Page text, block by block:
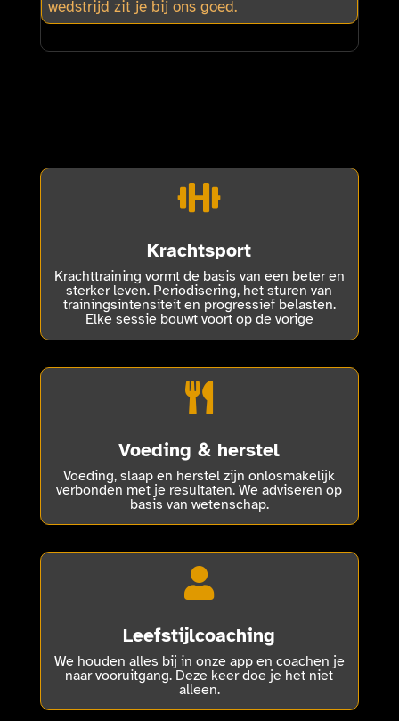
wedstrijd zit je bij ons goed.

Krachtsport
Krachttraining vormt de basis van een beter en
sterker leven. Periodisering, het sturen van
trainingsintensiteit en progressief belasten.
Elke sessie bouwt voort op de vorige

Voeding & herstel
Voeding, slaap en herstel zijn onlosmakelijk
verbonden met je resultaten. We adviseren op
basis van wetenschap.

Leefstijlcoaching
We houden alles bij in onze app en coachen je
naar vooruitgang. Deze keer doe je het niet
alleen.